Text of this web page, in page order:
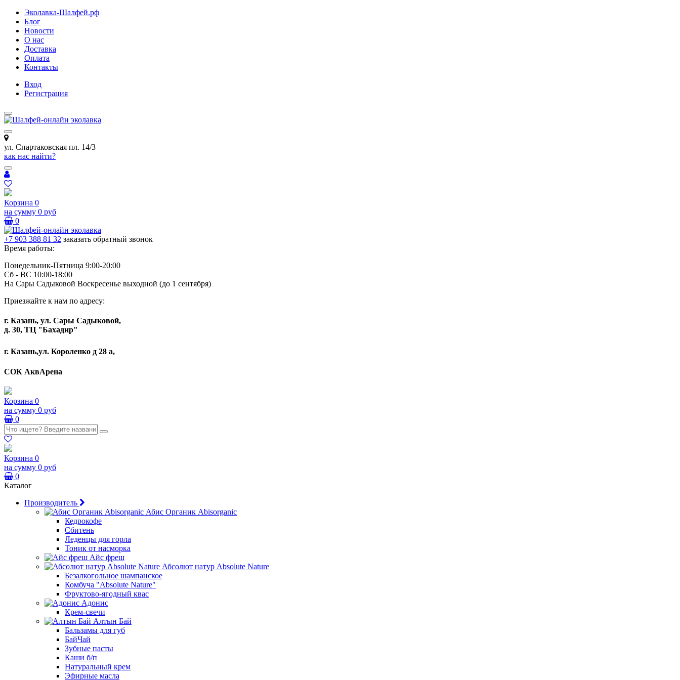
Эколавка-Шалфей.рф
Блог
Новости
О нас
Доставка
Оплата
Контакты
Вход
Регистрация
ул. Спартаковская пл. 14/3
как нас найти?
Корзина 0
на сумму 0 руб
0
+7 903 388 81 32 заказать обратный звонок
Время работы:
Понедельник-Пятница 9:00-20:00
Сб - ВС 10:00-18:00
На Сары Садыковой Воскресенье выходной (до 1 сентября)
Приезжайте к нам по адресу:
г. Казань, ул. Сары Садыковой,
д. 30, ТЦ "Бахадир"
г. Казань,ул. Короленко д 28 а,
СОК АквАрена
Корзина 0
на сумму 0 руб
0
Корзина 0
на сумму 0 руб
0
Каталог
Производитель
Абис Органик Abisorganic
Кедрокофе
Сбитень
Леденцы для горла
Тоник от насморка
Айс фреш
Абсолют натур Absolute Nature
Безалкогольное шампанское
Комбуча "Absolute Nature"
Фруктово-ягодный квас
Адонис
Крем-свечи
Алтын Бай
Бальзамы для губ
БайЧай
Зубные пасты
Каши б/п
Натуральный крем
Эфирные масла